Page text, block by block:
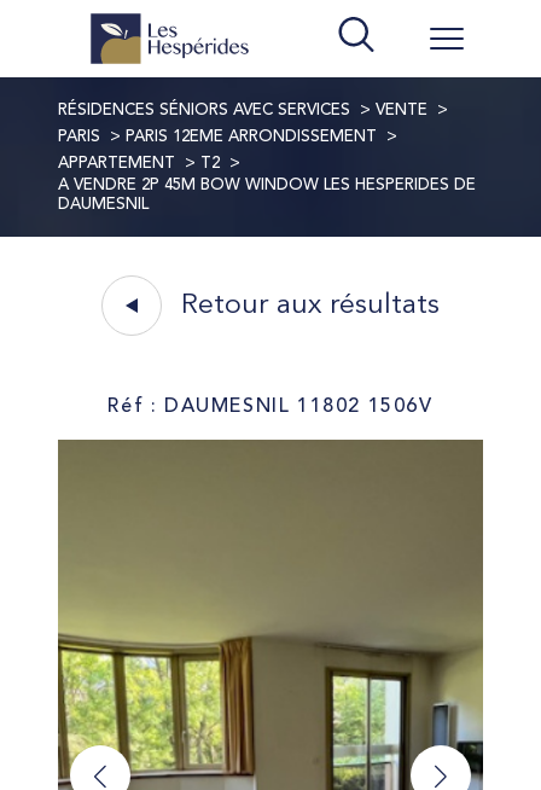
RÉSIDENCES SÉNIORS AVEC SERVICES
VENTE
PARIS
PARIS 12EME ARRONDISSEMENT
APPARTEMENT
T2
A VENDRE 2P 45M BOW WINDOW LES HESPERIDES DE
DAUMESNIL
Retour aux résultats
Réf : DAUMESNIL 11802 1506V